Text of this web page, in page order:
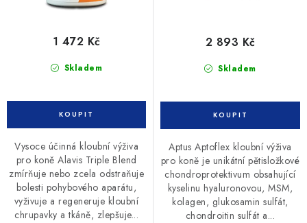
Skladem
1 472 Kč
Vysoce účinná kloubní výživa
pro koně Alavis Triple Blend
zmírňuje nebo zcela odstraňuje
bolesti pohybového aparátu,
vyživuje a regeneruje kloubní
chrupavky a tkáně, zlepšuje...
Skladem
2 893 Kč
Aptus Aptoflex kloubní výživa
pro koně je unikátní pětisložkové
chondroprotektivum obsahující
kyselinu hyaluronovou, MSM,
kolagen, glukosamin sulfát,
chondroitin sulfát a...